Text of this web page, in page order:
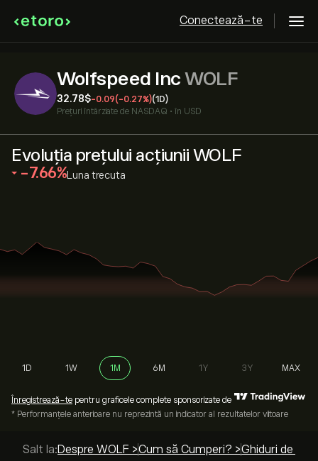
Conectează-te
Wolfspeed Inc WOLF
32.78‎$‎-0.09(-0.27%)(1D)
Prețuri întârziate de NASDAQ • în USD
Evoluția prețului acțiunii WOLF
‎-7.66‎ Luna trecuta
1D 1W 1M 6M 1Y 3Y MAX
Înregistrează-te pentru graficele complete sponsorizate de
* Performanțele anterioare nu reprezintă un indicator al rezultatelor viitoare
Salt la:Despre WOLF >Cum să Cumperi? >Ghiduri de top